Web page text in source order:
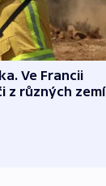
Ve Francii
z různých zemí